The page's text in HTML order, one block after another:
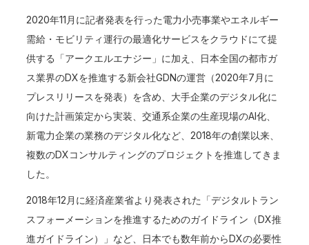
2020年11月に記者発表を行った電力小売事業やエネルギー
需給・モビリティ運行の最適化サービスをクラウドにて提
供する「アークエルエナジー」に加え、日本全国の都市ガ
ス業界のDXを推進する新会社GDNの運営（2020年7月に
プレスリリースを発表）を含め、大手企業のデジタル化に
向けた計画策定から実装、交通系企業の生産現場のAI化、
新電力企業の業務のデジタル化など、2018年の創業以来、
複数のDXコンサルティングのプロジェクトを推進してきま
した。
2018年12月に経済産業省より発表された「デジタルトラン
スフォーメーションを推進するためのガイドライン（DX推
進ガイドライン）」など、日本でも数年前からDXの必要性